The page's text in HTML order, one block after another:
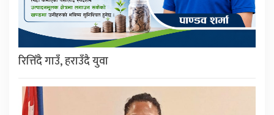
रित्तिँदै गाउँ, हराउँदै युवा